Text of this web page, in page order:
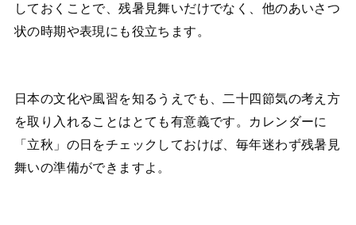
しておくことで、残暑見舞いだけでなく、他のあいさつ
状の時期や表現にも役立ちます。
日本の文化や風習を知るうえでも、二十四節気の考え方
を取り入れることはとても有意義です。カレンダーに
「立秋」の日をチェックしておけば、毎年迷わず残暑見
舞いの準備ができますよ。